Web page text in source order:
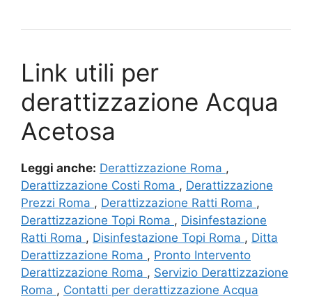
Link utili per
derattizzazione Acqua
Acetosa
Leggi anche: Derattizzazione Roma ,
Derattizzazione Costi Roma , Derattizzazione
Prezzi Roma , Derattizzazione Ratti Roma ,
Derattizzazione Topi Roma , Disinfestazione
Ratti Roma , Disinfestazione Topi Roma , Ditta
Derattizzazione Roma , Pronto Intervento
Derattizzazione Roma , Servizio Derattizzazione
Roma , Contatti per derattizzazione Acqua